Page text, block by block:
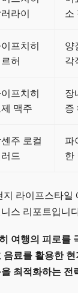
라이
소
프치히
허
양
각
프치히
제 맥주
장
증
주 로컬
드
파
한
라이프스타일
스 리포트입니
여행의 피로를
료를 활용한 현
최적화하는 전